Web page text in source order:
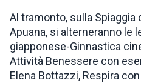
Al tramonto, sulla Spiaggia
Apuana, si alterneranno le
giapponese-Ginnastica
Attività Benessere con
Elena Bottazzi, Respira